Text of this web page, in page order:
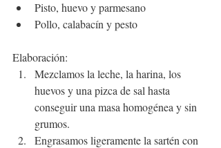
Pisto, huevo y parmesano
Pollo, calabacín y pesto
Elaboración:
Mezclamos la leche, la harina, los
huevos y una pizca de sal hasta
conseguir una masa homogénea y sin
grumos.
Engrasamos ligeramente la sartén con